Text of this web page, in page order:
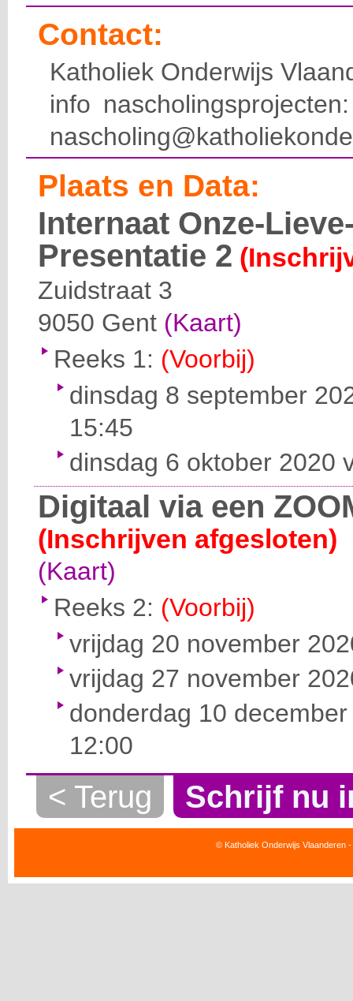
Contact:
Katholiek Onderwijs
info
Plaats en Data:
Internaat Onze-
Presentatie 2
Zuidstraat 3
9050 Gent (Kaart)
Reeks 1: (Voorbij)
dinsdag 8 september
15:45
dinsdag 6 oktober 2020
Digitaal via een
(Inschrijven afgesloten)
(Kaart)
Reeks 2: (Voorbij)
vrijdag 20 november
vrijdag 27 november
donderdag 10
12:00
< Terug Schrijf nu
© Katholiek Onderwijs Vlaanderen